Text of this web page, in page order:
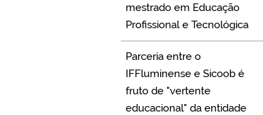
mestrado em Educação
Profissional e Tecnológica
Parceria entre o
IFFluminense e Sicoob é
fruto de "vertente
educacional" da entidade